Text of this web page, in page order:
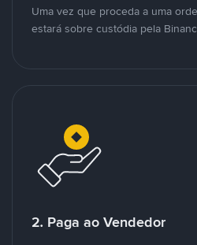
Uma vez que proceda a uma
estará sobre custódia pela
2. Paga ao Vendedor